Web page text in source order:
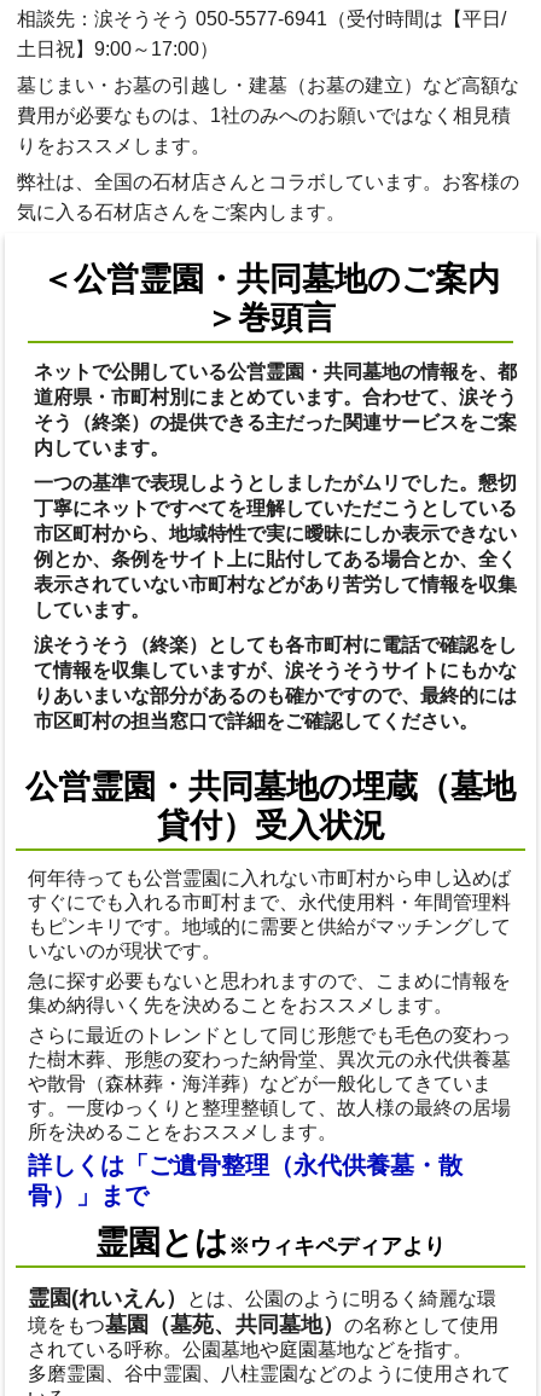
相談先：涙そうそう050-5577-6941 （受付時間は【平日/
土日祝】9:00～17:00）
墓じまい・お墓の引越し・建墓（お墓の建立）など高額な
費用が必要なものは、1社のみへのお願いではなく相見積
りをおススメします。
弊社は、全国の石材店さんとコラボしています。お客様の
気に入る石材店さんをご案内します。
＜公営霊園・共同墓地のご案内
＞巻頭言
ネットで公開している公営霊園・共同墓地の情報を、都
道府県・市町村別にまとめています。合わせて、涙そう
そう（終楽）の提供できる主だった関連サービスをご案
内しています。
一つの基準で表現しようとしましたがムリでした。懇切
丁寧にネットですべてを理解していただこうとしている
市区町村から、地域特性で実に曖昧にしか表示できない
例とか、条例をサイト上に貼付してある場合とか、全く
表示されていない市町村などがあり苦労して情報を収集
しています。
涙そうそう（終楽）としても各市町村に電話で確認をし
て情報を収集していますが、涙そうそうサイトにもかな
りあいまいな部分があるのも確かですので、最終的には
市区町村の担当窓口で詳細をご確認してください。
公営霊園・共同墓地の埋蔵（墓地
貸付）受入状況
何年待っても公営霊園に入れない市町村から申し込めば
すぐにでも入れる市町村まで、永代使用料・年間管理料
もピンキリです。地域的に需要と供給がマッチングして
いないのが現状です。
急に探す必要もないと思われますので、こまめに情報を
集め納得いく先を決めることをおススメします。
さらに最近のトレンドとして同じ形態でも毛色の変わっ
た樹木葬、形態の変わった納骨堂、異次元の永代供養墓
や散骨（森林葬・海洋葬）などが一般化してきていま
す。一度ゆっくりと整理整頓して、故人様の最終の居場
所を決めることをおススメします。
詳しくは「ご遺骨整理（永代供養墓・散
骨）」まで
霊園とは※ウィキペディアより
霊園(れいえん）
とは、公園のように明るく綺麗な環
境をもつ墓園（墓苑、共同墓地）の名称として使用
されている呼称。公園墓地や庭園墓地などを指す。
多磨霊園、谷中霊園、八柱霊園などのように使用されて